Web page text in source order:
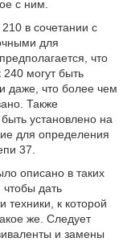
с ним.
в сочетании с
для
что
могут быть
даже, что более чем
Также
установлено на
для определения
37.
описано в таких
дать
техники, к которой
же. Следует
и замены